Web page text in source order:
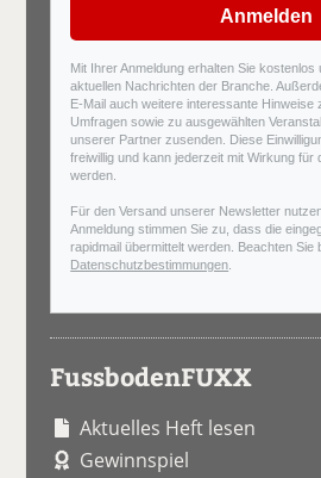
Anmelden
Mit Ihrer Anmeldung erhalten Sie
aktuellen Nachrichten der Branche.
E-Mail auch weitere interessante Hinweise
Umfragen sowie zu ausgewählten
unserer Partner zusenden. Diese
freiwillig und kann jederzeit mit Wirkung für
werden.
Für den Versand unserer Newsletter
Anmeldung stimmen Sie zu, dass die
rapidmail übermittelt werden. Beachten Sie
Datenschutzbestimmungen.
FussbodenFUXX
Aktuelles Heft lesen
Gewinnspiel